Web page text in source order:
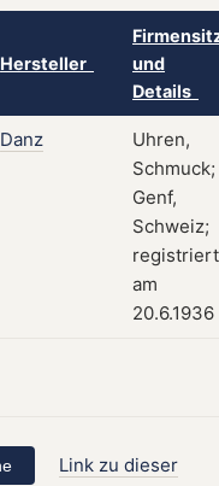
Hersteller
und
Details
Danz
Uhren,
Schmuck;
Genf,
Schweiz;
registriert
am
20.6.1936
Link zu dieser